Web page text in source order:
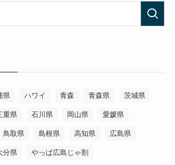
県 ハワイ 青森 青森県 茨城県
重県 石川県 岡山県 愛媛県
鳥取県 島根県 高知県 広島県
分県 やっぱ広島じゃ割